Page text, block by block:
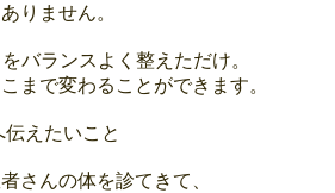
りません。
バランスよく整えただけ。
まで変わることができます。
えたいこと
さんの体を診てきて、